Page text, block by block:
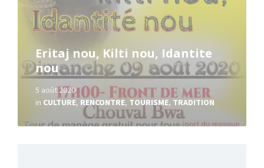
Eritaj nou, Kilti nou, Idantite
nou
5 août 2020
in CULTURE, RENCONTRE, TOURISME, TRADITION